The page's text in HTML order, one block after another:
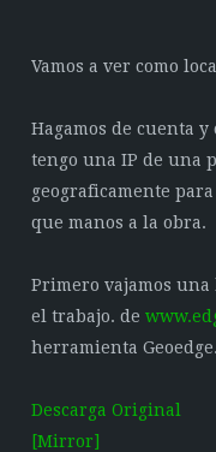
Vamos a ver como
Hagamos de cuenta
tengo una IP de una
geograficamente
que manos a la obra.
Primero vajamos
el trabajo. de
herramienta Geoedge.
Descarga Original
[Mirror]